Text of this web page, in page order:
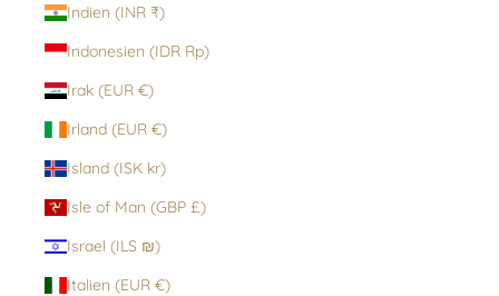
Indien (INR ₹)
Indonesien (IDR Rp)
Irak (EUR €)
Irland (EUR €)
Island (ISK kr)
Isle of Man (GBP £)
Israel (ILS ₪)
Italien (EUR €)